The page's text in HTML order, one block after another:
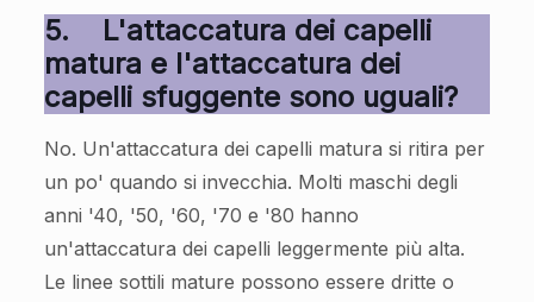
5. L'attaccatura dei capelli
matura e l'attaccatura dei
capelli sfuggente sono uguali?
No. Un'attaccatura dei capelli matura si ritira per
un po' quando si invecchia. Molti maschi degli
anni '40, '50, '60, '70 e '80 hanno
un'attaccatura dei capelli leggermente più alta.
Le linee sottili mature possono essere dritte o